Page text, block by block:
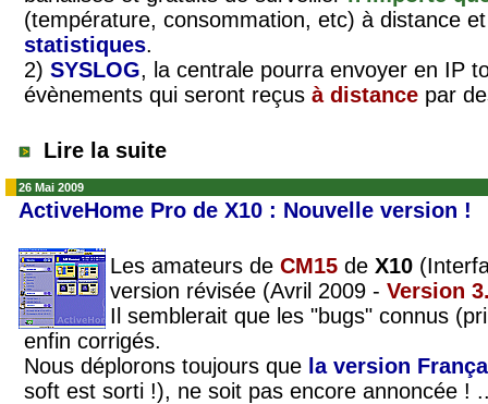
(température, consommation, etc) à distance
statistiques.
2) SYSLOG, la centrale pourra envoyer en IP
évènements qui seront reçus à distance par
Lire la suite
26 Mai 2009
ActiveHome Pro de X10 : Nouvelle version !
Les amateurs de CM15 de X10
version révisée (Avril 2009 - Version
Il semblerait que les "bugs" connus
enfin corrigés.
Nous déplorons toujours que la version
soft est sorti !), ne soit pas encore annoncée !